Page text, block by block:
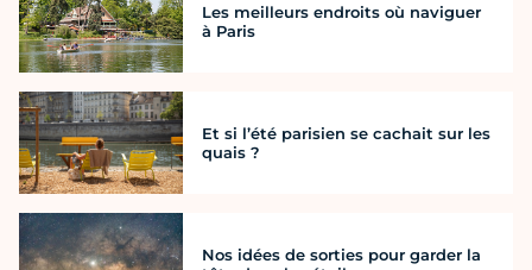
Les meilleurs endroits où naviguer
à Paris
Et si l’été parisien se cachait sur les
quais ?
Nos idées de sorties pour garder la